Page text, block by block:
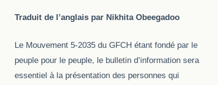
Traduit de l’anglais par Nikhita Obeegadoo
Le Mouvement 5-2035 du GFCH étant fondé par le
peuple pour le peuple, le bulletin d’information sera
essentiel à la présentation des personnes qui